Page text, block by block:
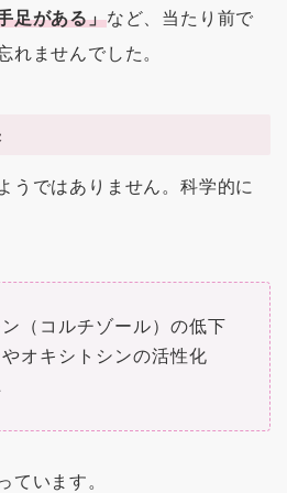
足がある」など、当たり前で
れませんでした。
うではありません。科学的に
（コルチゾール）の低下
オキシトシンの活性化
ています。